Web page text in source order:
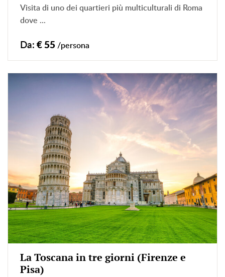
Visita di uno dei quartieri più multiculturali di Roma
dove ...
Da: € 55 /persona
La Toscana in tre giorni (Firenze e
Pisa)